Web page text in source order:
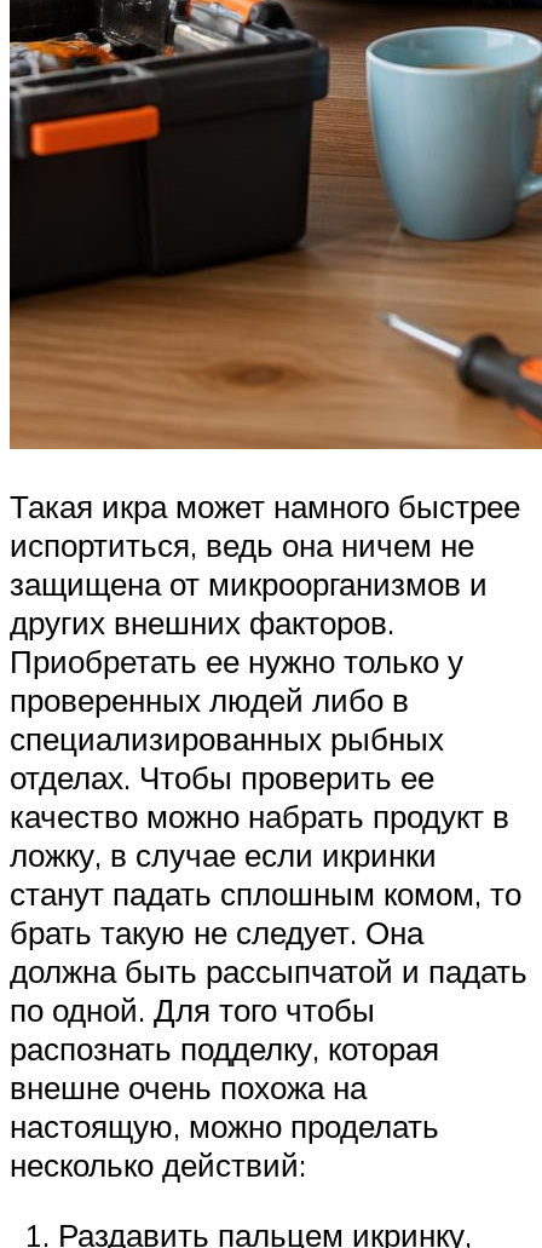
Такая икра может намного быстрее
испортиться, ведь она ничем не
защищена от микроорганизмов и
других внешних факторов.
Приобретать ее нужно только у
проверенных людей либо в
специализированных рыбных
отделах. Чтобы проверить ее
качество можно набрать продукт в
ложку, в случае если икринки
станут падать сплошным комом, то
брать такую не следует. Она
должна быть рассыпчатой и падать
по одной. Для того чтобы
распознать подделку, которая
внешне очень похожа на
настоящую, можно проделать
несколько действий:
Раздавить пальцем икринку,